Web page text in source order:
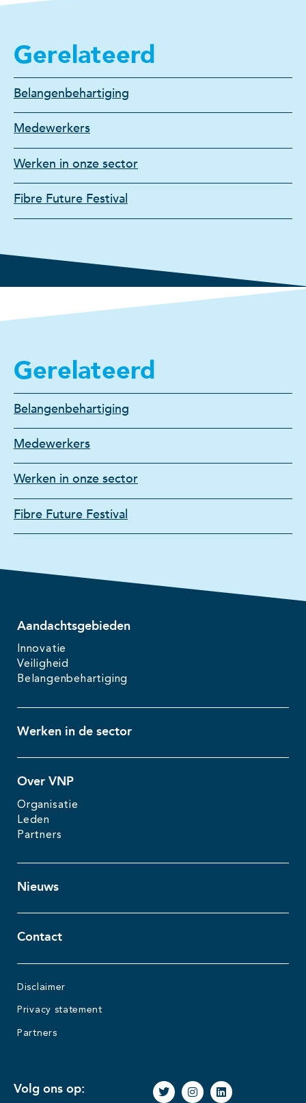
Gerelateerd
Belangenbehartiging
Medewerkers
Werken in onze sector
Fibre Future Festival
Gerelateerd
Belangenbehartiging
Medewerkers
Werken in onze sector
Fibre Future Festival
Aandachtsgebieden
Innovatie
Veiligheid
Belangenbehartiging
Werken in de sector
Over VNP
Organisatie
Leden
Partners
Nieuws
Contact
Disclaimer
Privacy statement
Partners
Volg ons op: